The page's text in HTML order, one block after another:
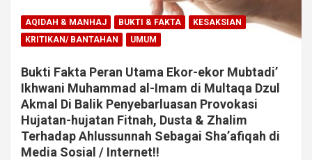
AQIDAH & MANHAJ BUKTI & FAKTA
KESAKSIAN
KRITIKAN/ BANTAHAN
UMUM
Bukti Fakta Peran Utama Ekor-ekor Mubtadi’
Ikhwani Muhammad al-Imam di Multaqa Dzul
Akmal Di Balik Penyebarluasan Provokasi
Hujatan-hujatan Fitnah, Dusta & Zhalim
Terhadap Ahlussunnah Sebagai Sha’afiqah di
Media Sosial / Internet!!